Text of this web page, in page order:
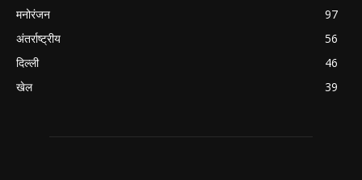
मनोरंजन
97
अंतर्राष्ट्रीय
56
दिल्ली
46
खेल
39